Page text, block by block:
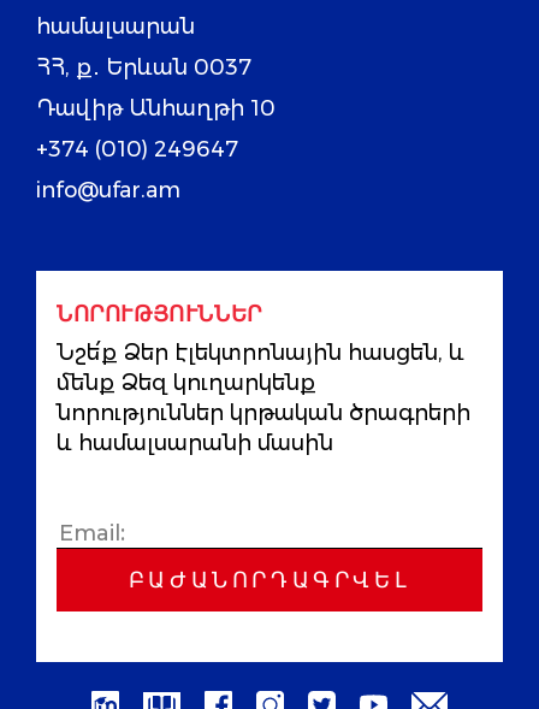
համալսարան
ՀՀ, ք․ Երևան 0037
Դավիթ Անհաղթի 10
+374 (010) 249647
info@ufar.am
ՆՈՐՈՒԹՅՈՒՆՆԵՐ
Նշե՛ք Ձեր էլեկտրոնային հասցեն, և
մենք Ձեզ կուղարկենք
նորություններ կրթական ծրագրերի
և համալսարանի մասին
ԲԱԺԱՆՈՐԴԱԳՐՎԵԼ